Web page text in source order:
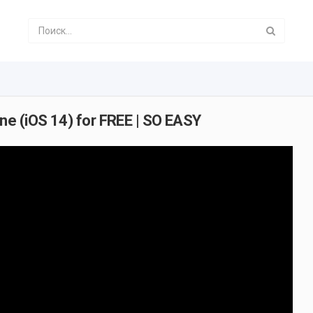
(iOS 14) for FREE | SO EASY